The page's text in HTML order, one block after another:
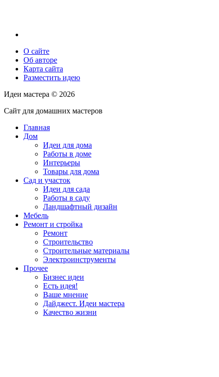
О сайте
Об авторе
Карта сайта
Разместить идею
Идеи мастера © 2026
Сайт для домашних мастеров
Главная
Дом
Идеи для дома
Работы в доме
Интерьеры
Товары для дома
Сад и участок
Идеи для сада
Работы в саду
Ландшафтный дизайн
Мебель
Ремонт и стройка
Ремонт
Строительство
Строительные материалы
Электроинструменты
Прочее
Бизнес идеи
Есть идея!
Ваше мнение
Дайджест. Идеи мастера
Качество жизни